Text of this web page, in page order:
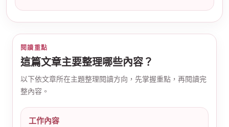
紀
閱讀重點
這篇文章主要整理哪些內容？
以下依文章所在主題整理閱讀方向，先掌握重點，再閱讀完
整內容。
工作內容